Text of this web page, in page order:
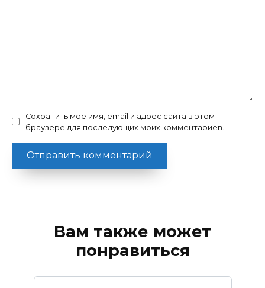
Сохранить моё имя, email и адрес сайта в этом
браузере для последующих моих комментариев.
Вам также может
понравиться